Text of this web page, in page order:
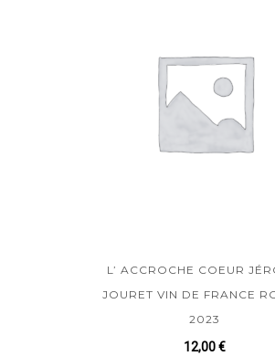
L’ ACCROCHE COEUR
JOURET VIN DE FRANCE
2023
12,00€